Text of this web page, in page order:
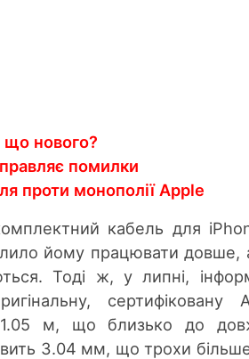
що нового?
помилки
проти монополії Apple
кабель для
йому працювати довше,
Тоді ж, у липні,
сертифіковану
1.05 м, що близько до
3.04 мм, що трохи